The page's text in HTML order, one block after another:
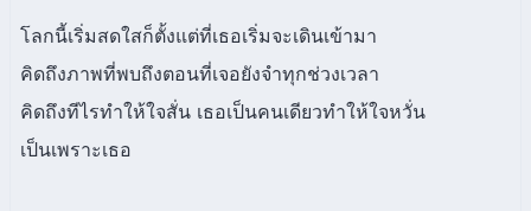
โลกนี้เริ่มสดใสก็ตั้งแต่ที่เธอเริ่มจะเดินเข้ามา
คิดถึงภาพที่พบถึงตอนที่เจอยังจำทุกช่วงเวลา
คิดถึงทีไรทำให้ใจสั่น เธอเป็นคนเดียวทำให้ใจหวั่น
เป็นเพราะเธอ